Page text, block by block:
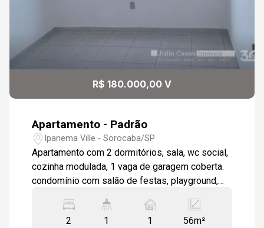
09
10
18:00
18:30
19:00
R$ 180.000,00 V
Apartamento - Padrão
Ipanema Ville - Sorocaba/SP
Apartamento com 2 dormitórios, sala, wc social,
cozinha modulada, 1 vaga de garagem coberta.
condomínio com salão de festas, playground,
eletrônica.
2
1
1
56m²